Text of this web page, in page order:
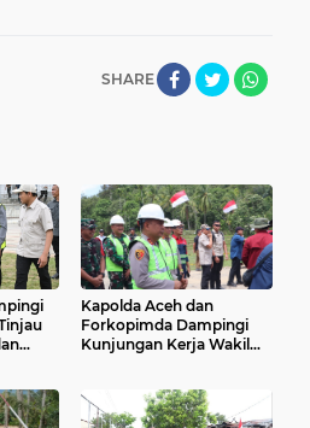
SHARE
Kapolda Aceh dan
Forkopimda Dampingi
Kunjungan Kerja Wakil
Aceh Tengah